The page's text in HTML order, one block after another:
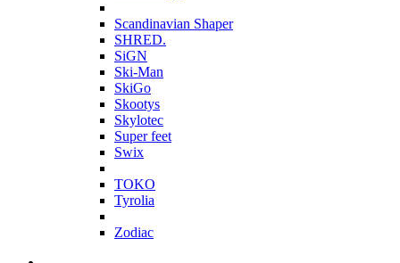
Scandinavian Shaper
SHRED.
SiGN
Ski-Man
SkiGo
Skootys
Skylotec
Super feet
Swix
TOKO
Tyrolia
Zodiac